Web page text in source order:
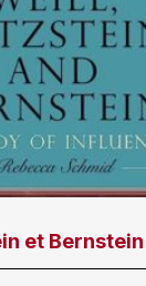
et Bernstein